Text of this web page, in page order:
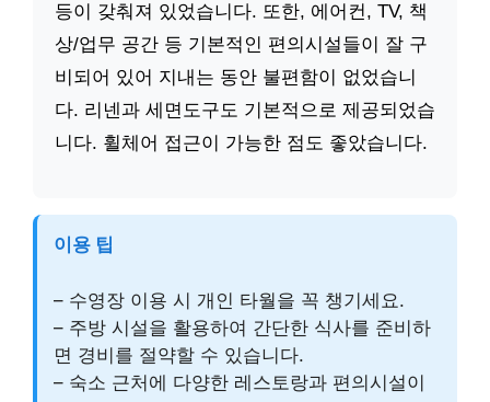
등이 갖춰져 있었습니다. 또한, 에어컨, TV, 책
상/업무 공간 등 기본적인 편의시설들이 잘 구
비되어 있어 지내는 동안 불편함이 없었습니
다. 리넨과 세면도구도 기본적으로 제공되었습
니다. 휠체어 접근이 가능한 점도 좋았습니다.
이용 팁
– 수영장 이용 시 개인 타월을 꼭 챙기세요.
– 주방 시설을 활용하여 간단한 식사를 준비하
면 경비를 절약할 수 있습니다.
– 숙소 근처에 다양한 레스토랑과 편의시설이